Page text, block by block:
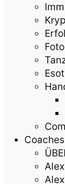
Coaches